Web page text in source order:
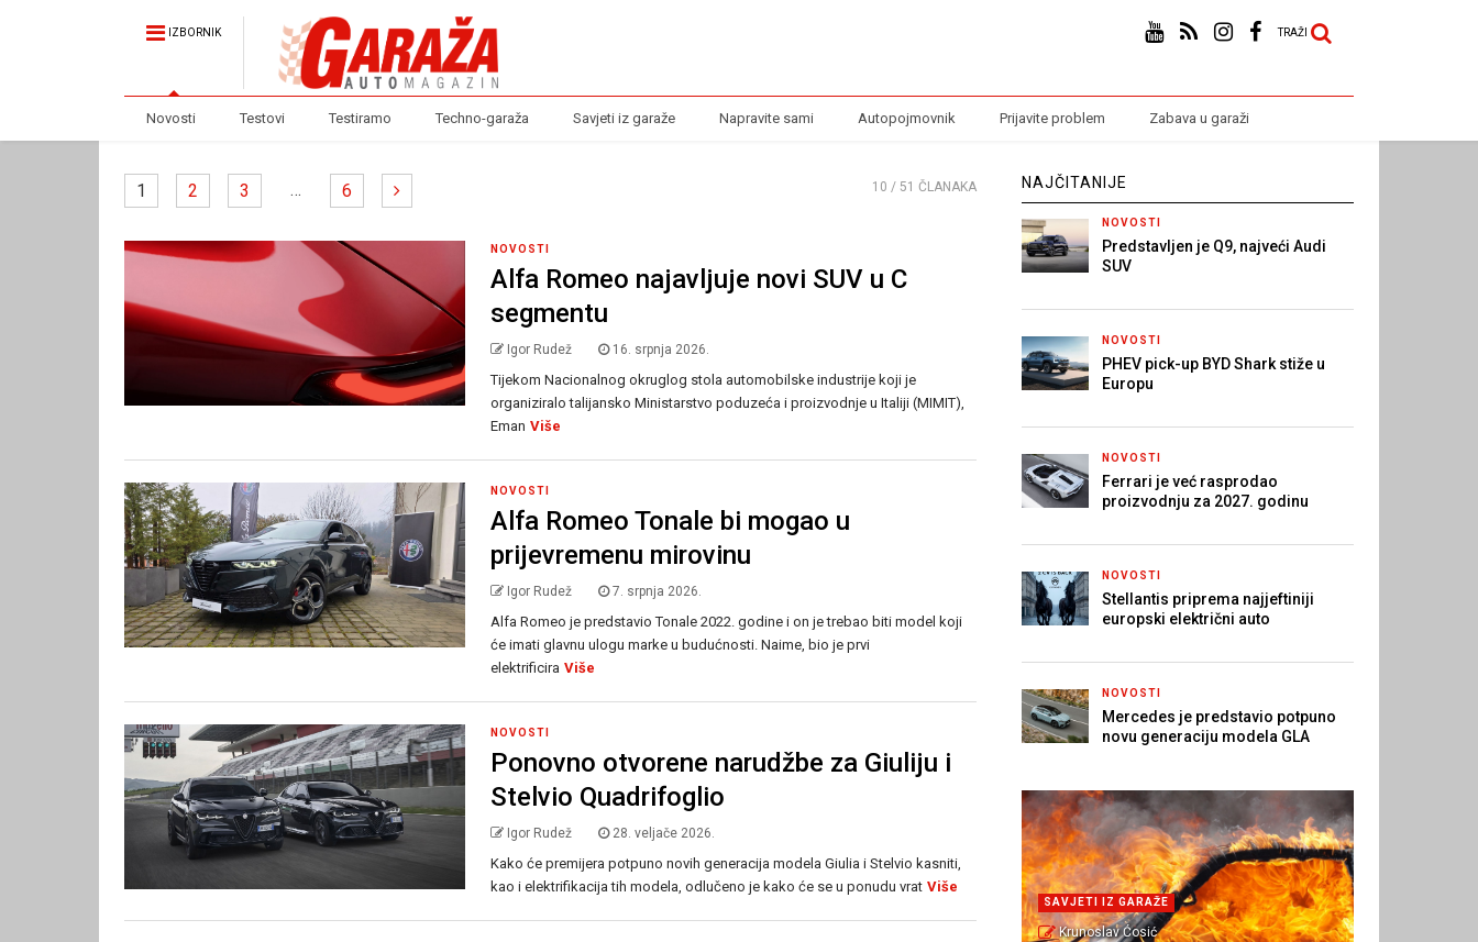
IZBORNIK TRAŽI
Novosti Testovi Testiramo Techno-garaža Savjeti iz garaže Napravite sami Autopojmovnik Prijavite problem Zabava u garaži
1 2 3 … 6 10 / 51 ČLANAKA
NOVOSTI
Alfa Romeo najavljuje novi SUV u C
segmentu
Igor Rudež 16. srpnja 2026.
Tijekom Nacionalnog okruglog stola automobilske industrije koji je
organiziralo talijansko Ministarstvo poduzeća i proizvodnje u Italiji (MIMIT),
Eman Više
NOVOSTI
Alfa Romeo Tonale bi mogao u
prijevremenu mirovinu
Igor Rudež 7. srpnja 2026.
Alfa Romeo je predstavio Tonale 2022. godine i on je trebao biti model koji
će imati glavnu ulogu marke u budućnosti. Naime, bio je prvi
elektrificira Više
NOVOSTI
Ponovno otvorene narudžbe za Giuliju i
Stelvio Quadrifoglio
Igor Rudež 28. veljače 2026.
Kako će premijera potpuno novih generacija modela Giulia i Stelvio kasniti,
kao i elektrifikacija tih modela, odlučeno je kako će se u ponudu vrat Više
NAJČITANIJE
NOVOSTI
Predstavljen je Q9, najveći Audi
SUV
NOVOSTI
PHEV pick-up BYD Shark stiže u
Europu
NOVOSTI
Ferrari je već rasprodao
proizvodnju za 2027. godinu
NOVOSTI
Stellantis priprema najjeftiniji
europski električni auto
NOVOSTI
Mercedes je predstavio potpuno
novu generaciju modela GLA
SAVJETI IZ GARAŽE
Krunoslav Ćosić